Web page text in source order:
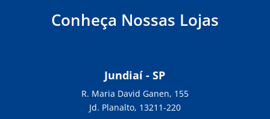
Conheça Nossas Lojas
Jundiaí - SP
R. Maria David Ganen, 155
Jd. Planalto, 13211-220